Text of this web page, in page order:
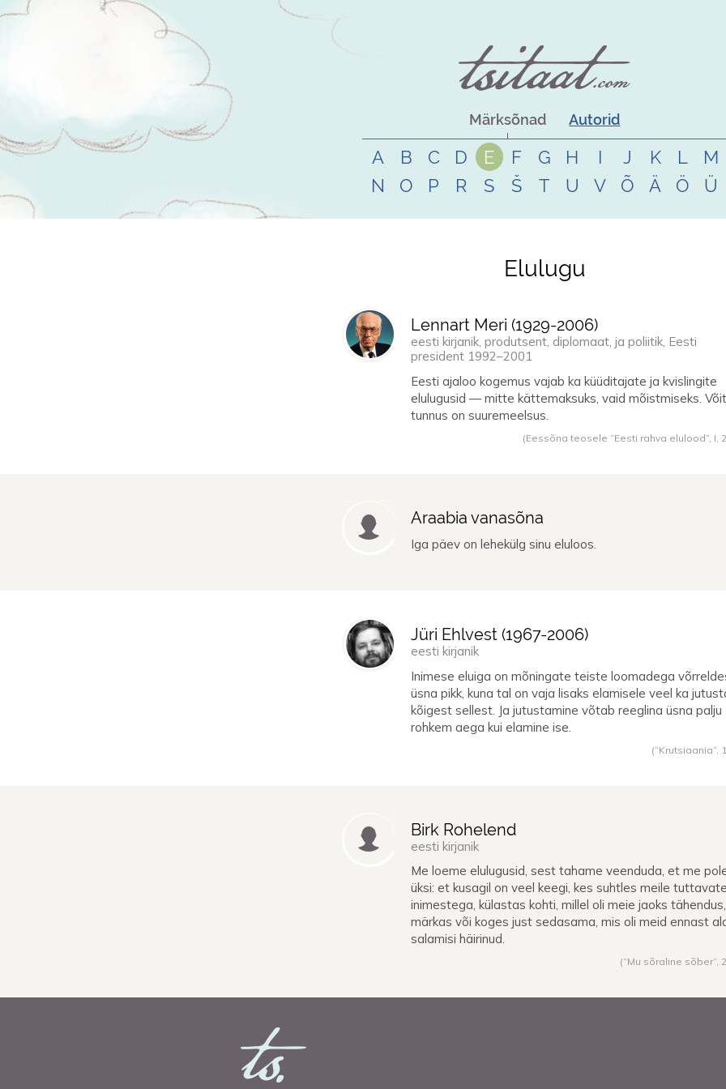
Märksõnad Autorid
A B C D E F G H I J K L
M
N
O P R S Š T U V Õ Ä Ö Ü
Elulugu
Lennart Meri (1929-2006)
eesti kirjanik, produtsent, diplomaat, ja poliitik, Eesti
president 1992–2001
Eesti ajaloo kogemus vajab ka küüditajate ja kvislingite
elulugusid — mitte kättemaksuks, vaid mõistmiseks.
tunnus on suuremeelsus.
(Eessõna teosele “Eesti rahva elulood”, I,
Araabia vanasõna
Iga päev on lehekülg sinu eluloos.
Jüri Ehlvest (1967-2006)
eesti kirjanik
Inimese eluiga on mõningate teiste loomadega
üsna pikk, kuna tal on vaja lisaks elamisele veel ka
kõigest sellest. Ja jutustamine võtab reeglina üsna palju
rohkem aega kui elamine ise.
(“Krutsiaania”,
Birk Rohelend
eesti kirjanik
Me loeme elulugusid, sest tahame veenduda, et me
üksi: et kusagil on veel keegi, kes suhtles meile tuttavate
inimestega, külastas kohti, millel oli meie jaoks
märkas või koges just sedasama, mis oli meid ennast
salamisi häirinud.
(“Mu sõraline sõber”,